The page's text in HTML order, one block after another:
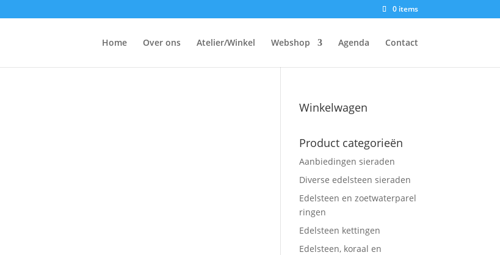
0 items
Home Over ons Atelier/Winkel Webshop Agenda Contact
Winkelwagen
Product categorieën
Aanbiedingen sieraden
Diverse edelsteen sieraden
Edelsteen en zoetwaterparel
ringen
Edelsteen kettingen
Edelsteen, koraal en